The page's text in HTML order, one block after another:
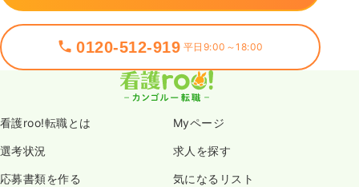
0120-512-919 平日9:00～18:00
看護roo!転職とは Myページ
選考状況 求人を探す
応募書類を作る 気になるリスト